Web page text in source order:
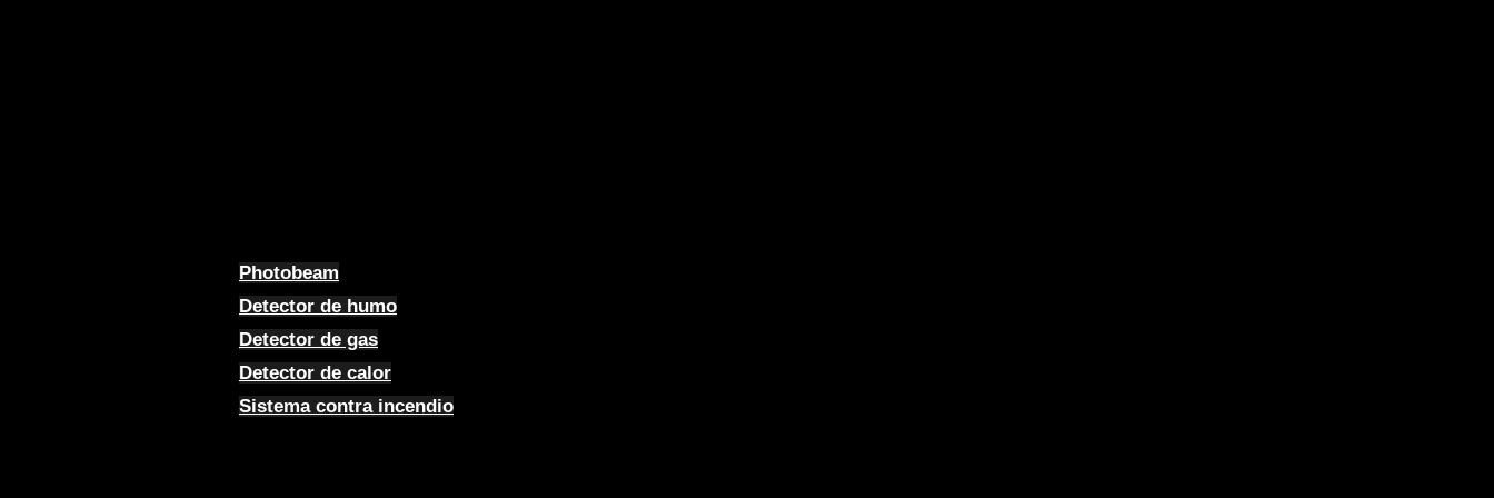
Photobeam
Detector de humo
Detector de gas
Detector de calor
Sistema contra incendio